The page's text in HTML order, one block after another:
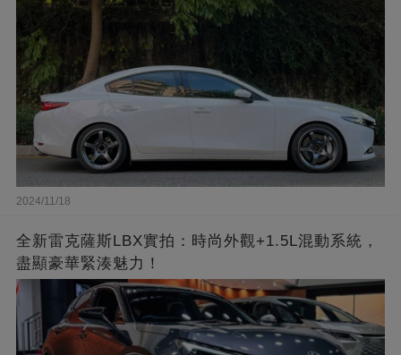
2024/11/18
全新雷克薩斯LBX實拍：時尚外觀+1.5L混動系統，
盡顯豪華緊湊魅力！